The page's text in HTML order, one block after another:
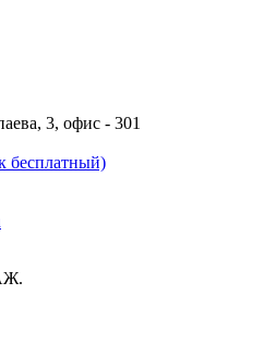
3, офис - 301
бесплатный)